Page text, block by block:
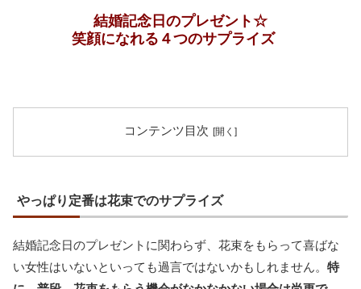
結婚記念日のプレゼント☆
笑顔になれる４つのサプライズ
コンテンツ目次
やっぱり定番は花束でのサプライズ
結婚記念日のプレゼントに関わらず、花束をもらって喜ばな
い女性はいないといっても過言ではないかもしれません。 特